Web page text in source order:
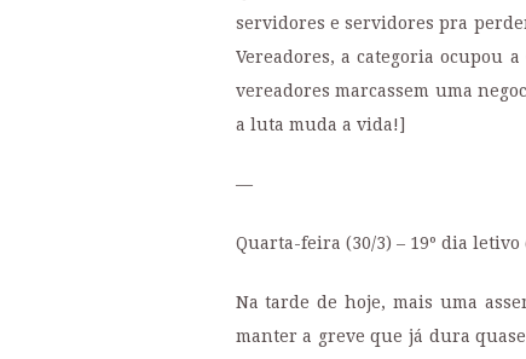
servidores e servidores pra
Vereadores, a categoria ocupou
vereadores marcassem uma
a luta muda a vida!]
—
Quarta-feira (30/3) – 19º dia letivo
Na tarde de hoje, mais uma
manter a greve que já dura